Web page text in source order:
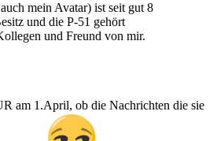
mein Avatar) ist seit gut 8
und die P-51 gehört
und Freund von mir.
am 1.April, ob die Nachrichten die sie